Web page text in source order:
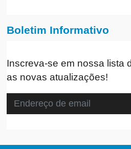
Boletim Informativo
Inscreva-se em nossa lista
as novas atualizações!